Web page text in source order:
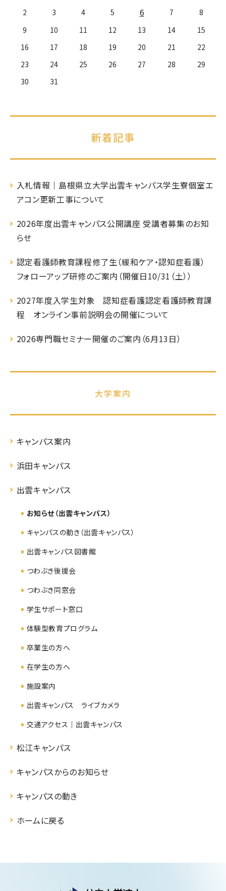
2
3 4 5 6 7
8
9
10 11 12 13 14
15
16
17 18 19 20 21
22
23
24 25 26 27 28
29
30
31
新着記事
入札情報｜島根県立大学出雲キャンパス学生寮個室エ
アコン更新工事について
2026年度出雲キャンパス公開講座 受講者募集のお知
らせ
認定看護師教育課程修了生（緩和ケア・認知症看護）
フォローアップ研修のご案内（開催日10/31（土））
2027年度入学生対象 認知症看護認定看護師教育課
程 オンライン事前説明会の開催について
2026専門職セミナー開催のご案内（6月13日）
大学案内
キャンパス案内
浜田キャンパス
出雲キャンパス
お知らせ（出雲キャンパス）
キャンパスの動き（出雲キャンパス）
出雲キャンパス図書館
つわぶき後援会
つわぶき同窓会
学生サポート窓口
体験型教育プログラム
卒業生の方へ
在学生の方へ
施設案内
出雲キャンパス ライブカメラ
交通アクセス｜出雲キャンパス
松江キャンパス
キャンパスからのお知らせ
キャンパスの動き
ホームに戻る